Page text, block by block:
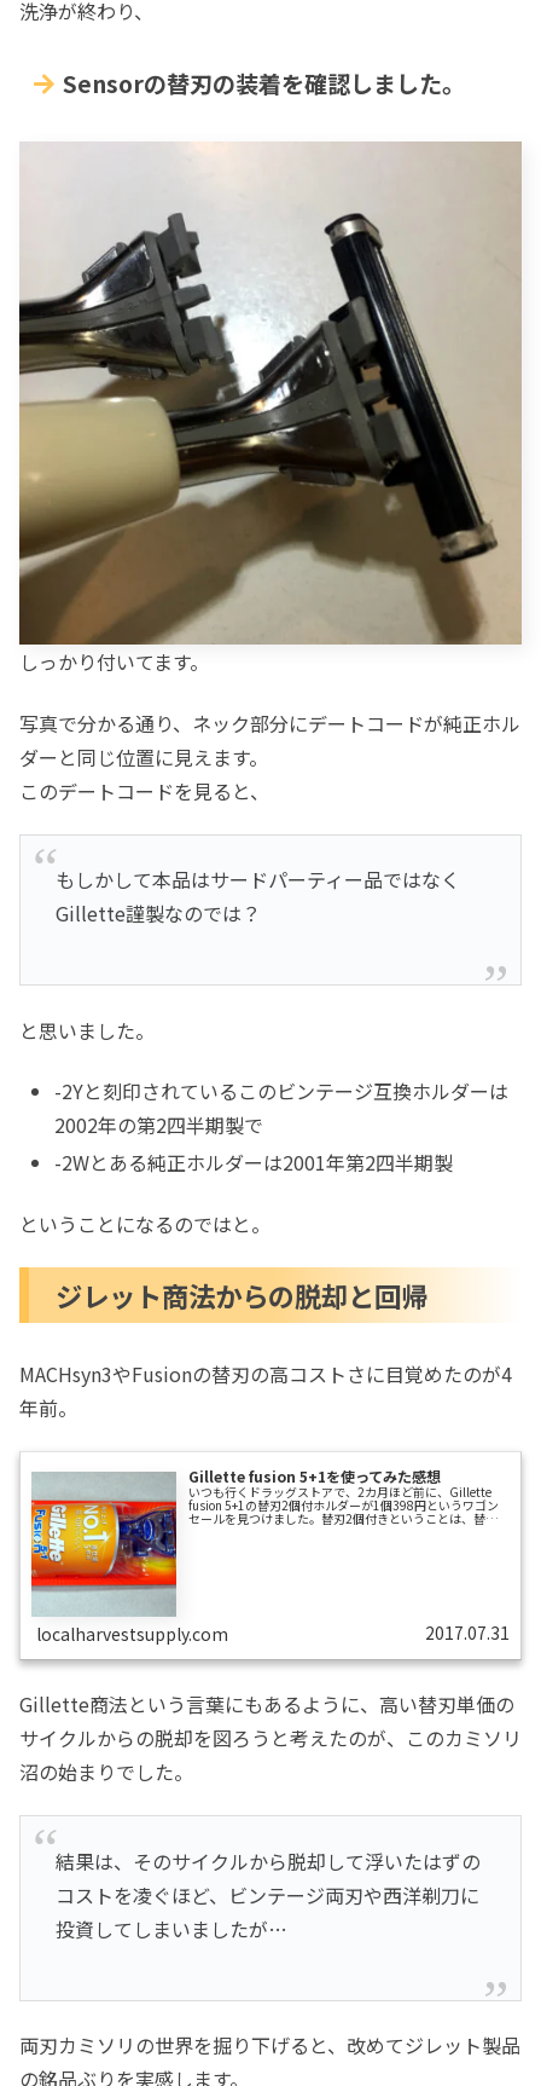
洗浄が終わり、
Sensorの替刃の装着を確認しました。
しっかり付いてます。
写真で分かる通り、ネック部分にデートコードが純正ホル
ダーと同じ位置に見えます。
このデートコードを見ると、
もしかして本品はサードパーティー品ではなく
Gillette謹製なのでは？
と思いました。
-2Yと刻印されているこのビンテージ互換ホルダーは
2002年の第2四半期製で
-2Wとある純正ホルダーは2001年第2四半期製
ということになるのではと。
ジレット商法からの脱却と回帰
MACHsyn3やFusionの替刃の高コストさに目覚めたのが4
年前。
Gillette fusion 5+1を使ってみた感想
いつも行くドラッグストアで、2カ月ほど前に、Gillette
fusion 5+1の替刃2個付ホルダーが1個398円というワゴン
セールを見つけました。替刃2個付きということは、替刃
localharvestsupply.com 2017.07.31
Gillette商法という言葉にもあるように、高い替刃単価の
サイクルからの脱却を図ろうと考えたのが、このカミソリ
沼の始まりでした。
結果は、そのサイクルから脱却して浮いたはずの
コストを凌ぐほど、ビンテージ両刃や西洋剃刀に
投資してしまいましたが…
両刃カミソリの世界を掘り下げると、改めてジレット製品
の銘品ぶりを実感します。